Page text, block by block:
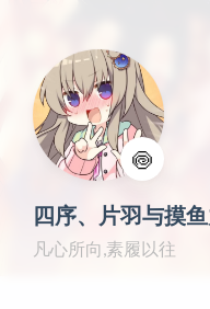
🍥
四序、片羽与摸
凡心所向,素履以往